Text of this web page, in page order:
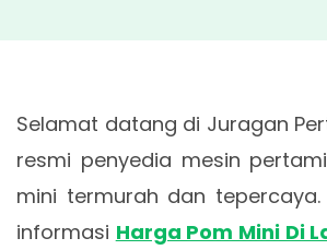
Selamat datang di Juragan
resmi penyedia mesin
mini termurah dan tepercaya.
informasi Harga Pom Mini Di